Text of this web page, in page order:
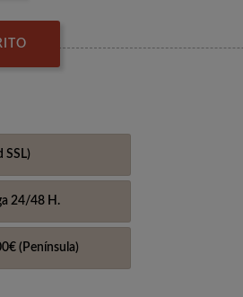
SSL)
24/48 H.
(Península)